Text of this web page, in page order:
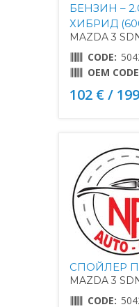
БЕНЗИН –
ХИБРИД
MAZDA 3
CODE:
OEM
102 € /
СПОЙЛЕР
MAZDA 3
CODE: